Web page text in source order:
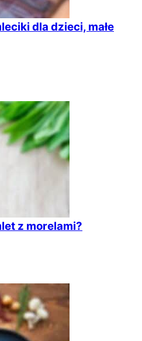
dla dzieci, małe
z morelami?